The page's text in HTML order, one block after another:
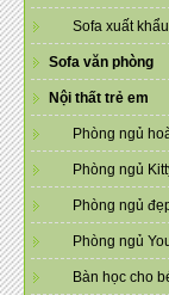
Sofa xuất
Sofa văn phòng
Nội thất trẻ em
Phòng ngủ
Phòng ngủ
Phòng ngủ
Phòng ngủ
Bàn học cho